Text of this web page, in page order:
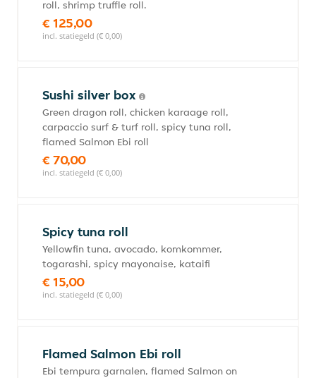
roll, shrimp truffle roll.
€ 125,00
incl. statiegeld (€ 0,00)
Sushi silver box
Green dragon roll, chicken karaage roll,
carpaccio surf & turf roll, spicy tuna roll,
flamed Salmon Ebi roll
€ 70,00
incl. statiegeld (€ 0,00)
Spicy tuna roll
Yellowfin tuna, avocado, komkommer,
togarashi, spicy mayonaise, kataifi
€ 15,00
incl. statiegeld (€ 0,00)
Flamed Salmon Ebi roll
Ebi tempura garnalen, flamed Salmon on